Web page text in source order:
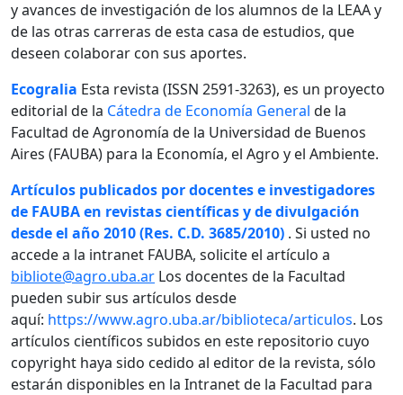
y avances de investigación de los alumnos de la LEAA y
de las otras carreras de esta casa de estudios, que
deseen colaborar con sus aportes.
Ecogralia Esta revista (ISSN 2591-3263), es un proyecto
editorial de la Cátedra de Economía General de la
Facultad de Agronomía de la Universidad de Buenos
Aires (FAUBA) para la Economía, el Agro y el Ambiente.
Artículos publicados por docentes e investigadores
de FAUBA en revistas científicas y de divulgación
desde el año 2010 (Res. C.D. 3685/2010) . Si usted no
accede a la intranet FAUBA, solicite el artículo a
bibliote@agro.uba.ar Los docentes de la Facultad
pueden subir sus artículos desde
aquí: https://www.agro.uba.ar/biblioteca/articulos. Los
artículos científicos subidos en este repositorio cuyo
copyright haya sido cedido al editor de la revista, sólo
estarán disponibles en la Intranet de la Facultad para